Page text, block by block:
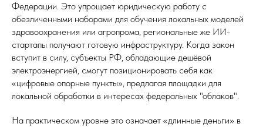
Федерации. Это упрощает юридическую работу с
обезличенными наборами для обучения локальных моделей
здравоохранения или агропрома, региональные же ИИ-
стартапы получают готовую инфраструктуру. Когда закон
вступит в силу, субъекты РФ, обладающие дешёвой
электроэнергией, смогут позиционировать себя как
«цифровые опорные пункты», предлагая площадки для
локальной обработки в интересах федеральных "облаков".
На практическом уровне это означает «длинные деньги» в